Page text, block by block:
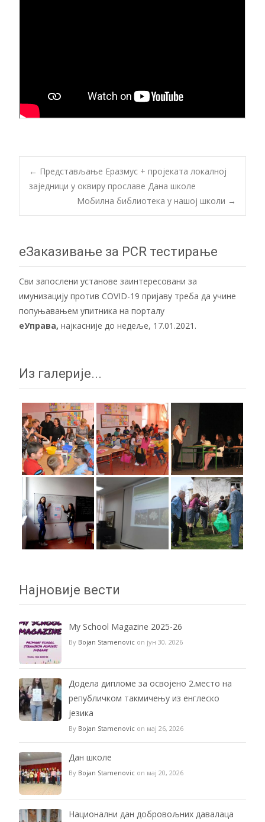
Post
navigation
← Представљање Еразмус + пројеката локалној
заједници у оквиру прославе Дана школе
Мобилна библиотека у нашој школи →
еЗаказивање за PCR тестирање
Сви запослени установе заинтересовани за
имунизацију против COVID-19 пријаву треба да учине
попуњавањем упитника на порталу
еУправа, најкасније до недеље, 17.01.2021.
Из галерије...
Најновије вести
My School Magazine 2025-26
By Bojan Stamenovic on јун 30, 2026
Додела дипломе за освојено 2.место на
републичком такмичењу из енглеско
језика
By Bojan Stamenovic on мај 26, 2026
Дан школе
By Bojan Stamenovic on мај 20, 2026
Национални дан добровољних давалаца